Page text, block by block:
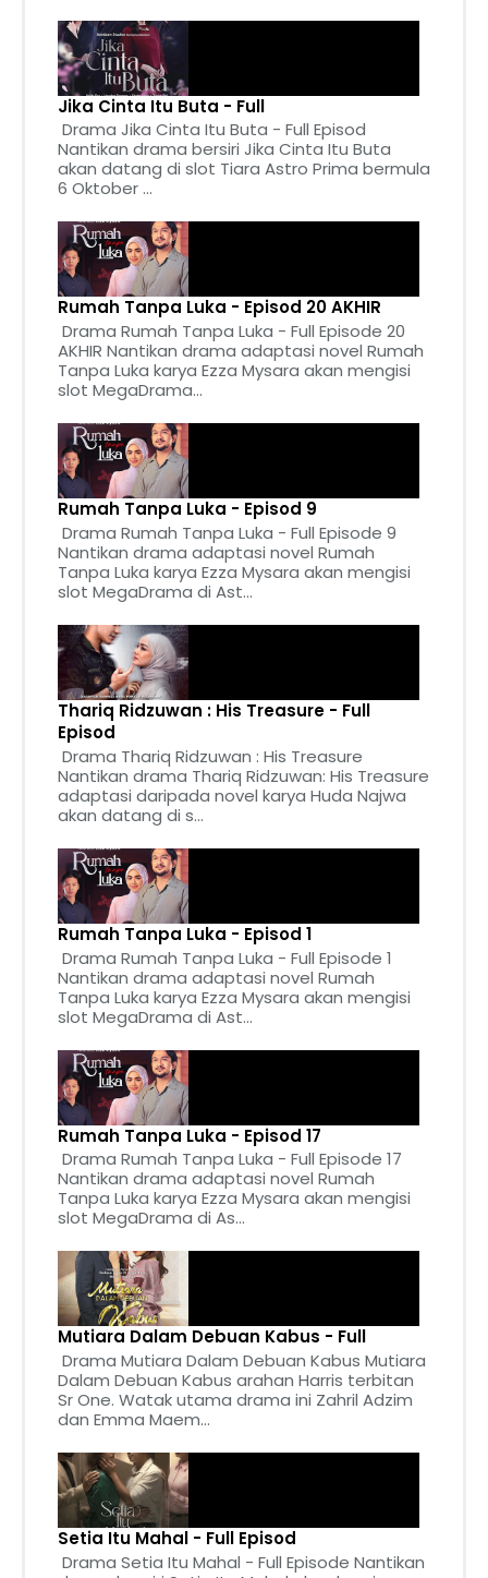
Jika Cinta Itu Buta - Full
Drama Jika Cinta Itu Buta - Full Episod
Nantikan drama bersiri Jika Cinta Itu Buta
akan datang di slot Tiara Astro Prima bermula
6 Oktober ...
Rumah Tanpa Luka - Episod 20 AKHIR
Drama Rumah Tanpa Luka - Full Episode 20
AKHIR Nantikan drama adaptasi novel Rumah
Tanpa Luka karya Ezza Mysara akan mengisi
slot MegaDrama...
Rumah Tanpa Luka - Episod 9
Drama Rumah Tanpa Luka - Full Episode 9
Nantikan drama adaptasi novel Rumah
Tanpa Luka karya Ezza Mysara akan mengisi
slot MegaDrama di Ast...
Thariq Ridzuwan : His Treasure - Full
Episod
Drama Thariq Ridzuwan : His Treasure
Nantikan drama Thariq Ridzuwan: His Treasure
adaptasi daripada novel karya Huda Najwa
akan datang di s...
Rumah Tanpa Luka - Episod 1
Drama Rumah Tanpa Luka - Full Episode 1
Nantikan drama adaptasi novel Rumah
Tanpa Luka karya Ezza Mysara akan mengisi
slot MegaDrama di Ast...
Rumah Tanpa Luka - Episod 17
Drama Rumah Tanpa Luka - Full Episode 17
Nantikan drama adaptasi novel Rumah
Tanpa Luka karya Ezza Mysara akan mengisi
slot MegaDrama di As...
Mutiara Dalam Debuan Kabus - Full
Drama Mutiara Dalam Debuan Kabus Mutiara
Dalam Debuan Kabus arahan Harris terbitan
Sr One. Watak utama drama ini Zahril Adzim
dan Emma Maem...
Setia Itu Mahal - Full Episod
Drama Setia Itu Mahal - Full Episode Nantikan